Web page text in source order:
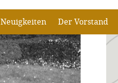
Neuigkeiten Der Vorstand